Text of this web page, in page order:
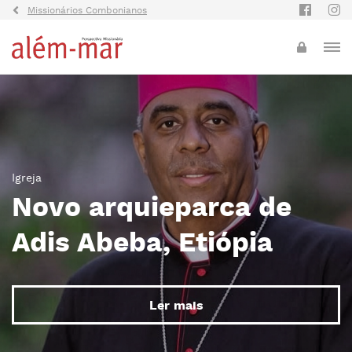
Missionários Combonianos
Igreja
Novo arquieparca de
Adis Abeba, Etiópia
Ler mais